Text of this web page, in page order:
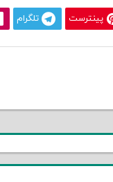
پینترست تلگرام